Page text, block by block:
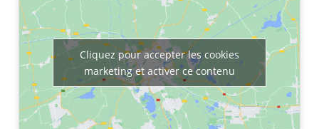
Cliquez pour accepter les cookies
marketing et activer ce contenu